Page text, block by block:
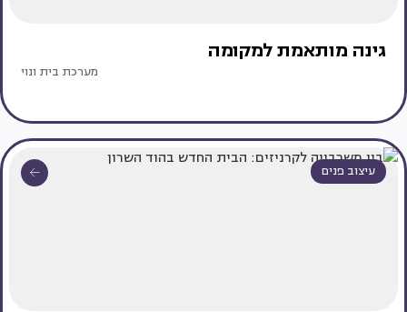
גינה מותאמת למקומה
מערכת בית ונוי
עיצוב פנים